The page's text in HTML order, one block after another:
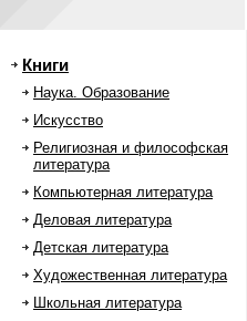
Книги
Наука. Образование
Искусство
Религиозная и философская
литература
Компьютерная литература
Деловая литература
Детская литература
Художественная литература
Школьная литература